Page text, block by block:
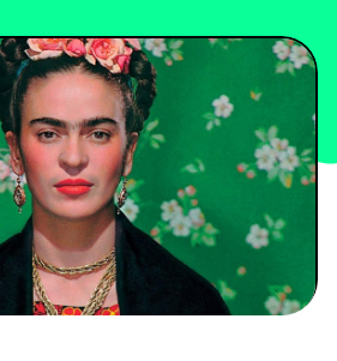
PEOPLE
FOOD
BONS PLANS
SOUTENEZ KULTT